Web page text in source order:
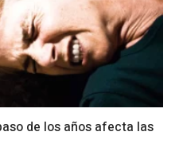
de los años afecta las